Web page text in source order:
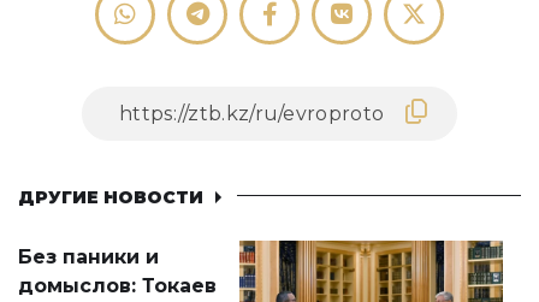
ДРУГИЕ НОВОСТИ
Без паники и
домыслов: Токаев